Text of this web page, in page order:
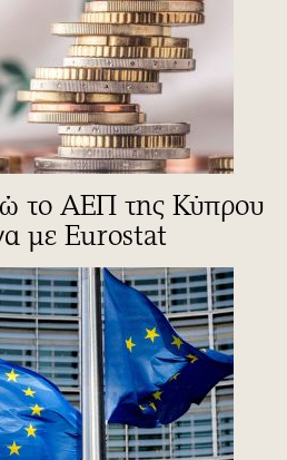
το ΑΕΠ της Κύπρου
με Eurostat